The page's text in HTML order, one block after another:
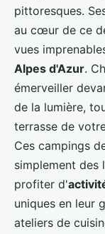
pittoresques.
au cœur de ce
vues
Alpes d'Azur.
émerveiller
de la lumière,
terrasse de
Ces campings
simplement des
profiter d'
uniques en leur
ateliers de